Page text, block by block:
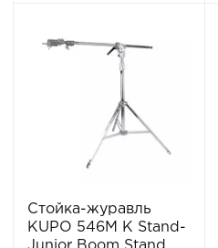
Стойка-журавль
KUPO 546M K Stand-